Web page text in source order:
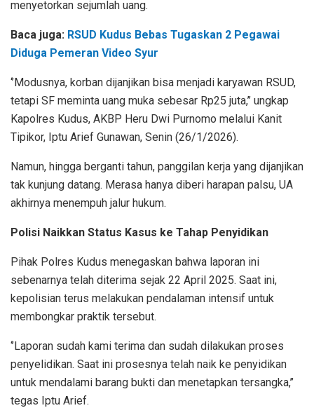
menyetorkan sejumlah uang.
Baca juga: RSUD Kudus Bebas Tugaskan 2 Pegawai
Diduga Pemeran Video Syur
‘’Modusnya, korban dijanjikan bisa menjadi karyawan RSUD,
tetapi SF meminta uang muka sebesar Rp25 juta,’’ ungkap
Kapolres Kudus, AKBP Heru Dwi Purnomo melalui Kanit
Tipikor, Iptu Arief Gunawan, Senin (26/1/2026).
Namun, hingga berganti tahun, panggilan kerja yang dijanjikan
tak kunjung datang. Merasa hanya diberi harapan palsu, UA
akhirnya menempuh jalur hukum.
Polisi Naikkan Status Kasus ke Tahap Penyidikan
Pihak Polres Kudus menegaskan bahwa laporan ini
sebenarnya telah diterima sejak 22 April 2025. Saat ini,
kepolisian terus melakukan pendalaman intensif untuk
membongkar praktik tersebut.
‘’Laporan sudah kami terima dan sudah dilakukan proses
penyelidikan. Saat ini prosesnya telah naik ke penyidikan
untuk mendalami barang bukti dan menetapkan tersangka,’’
tegas Iptu Arief.